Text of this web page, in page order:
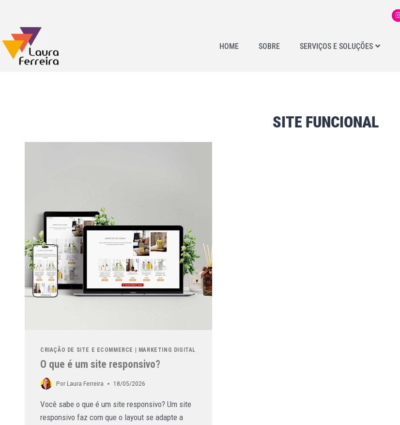
HOME SOBRE SERVIÇOS E SOLUÇÕES
SITE FUNCIONAL
CRIAÇÃO DE SITE E ECOMMERCE | MARKETING DIGITAL
O que é um site responsivo?
PorLaura Ferreira 18/05/2026
Você sabe o que é um site responsivo? Um site
responsivo faz com que o layout se adapte a